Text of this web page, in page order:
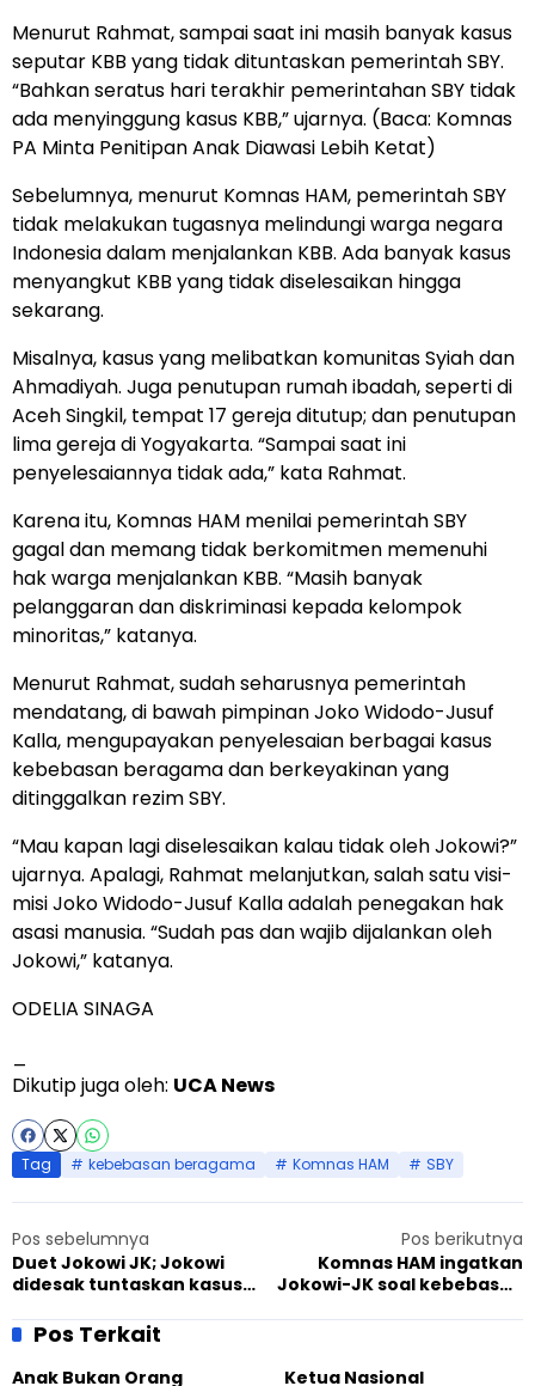
Menurut Rahmat, sampai saat ini masih banyak kasus
seputar KBB yang tidak dituntaskan pemerintah SBY.
“Bahkan seratus hari terakhir pemerintahan SBY tidak
ada menyinggung kasus KBB,” ujarnya. (Baca: Komnas
PA Minta Penitipan Anak Diawasi Lebih Ketat)
Sebelumnya, menurut Komnas HAM, pemerintah SBY
tidak melakukan tugasnya melindungi warga negara
Indonesia dalam menjalankan KBB. Ada banyak kasus
menyangkut KBB yang tidak diselesaikan hingga
sekarang.
Misalnya, kasus yang melibatkan komunitas Syiah dan
Ahmadiyah. Juga penutupan rumah ibadah, seperti di
Aceh Singkil, tempat 17 gereja ditutup; dan penutupan
lima gereja di Yogyakarta. “Sampai saat ini
penyelesaiannya tidak ada,” kata Rahmat.
Karena itu, Komnas HAM menilai pemerintah SBY
gagal dan memang tidak berkomitmen memenuhi
hak warga menjalankan KBB. “Masih banyak
pelanggaran dan diskriminasi kepada kelompok
minoritas,” katanya.
Menurut Rahmat, sudah seharusnya pemerintah
mendatang, di bawah pimpinan Joko Widodo-Jusuf
Kalla, mengupayakan penyelesaian berbagai kasus
kebebasan beragama dan berkeyakinan yang
ditinggalkan rezim SBY.
“Mau kapan lagi diselesaikan kalau tidak oleh Jokowi?”
ujarnya. Apalagi, Rahmat melanjutkan, salah satu visi-
misi Joko Widodo-Jusuf Kalla adalah penegakan hak
asasi manusia. “Sudah pas dan wajib dijalankan oleh
Jokowi,” katanya.
ODELIA SINAGA
Dikutip juga oleh: UCA News
Tag kebebasan beragama Komnas HAM SBY
Pos sebelumnya
Duet Jokowi JK; Jokowi
didesak tuntaskan kasus
Indonesia
Pos berikutnya
Komnas HAM ingatkan
Jokowi-JK soal kebebasan
berkeyakinan
Pos Terkait
Anak Bukan Orang Ketua Nasional